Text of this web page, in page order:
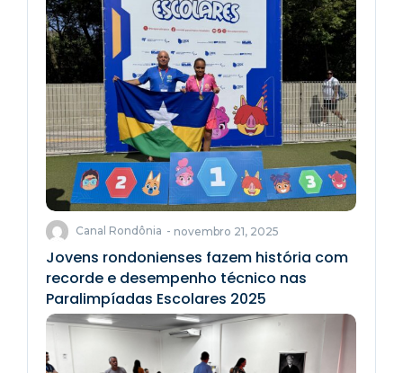
Canal Rondônia - novembro 21, 2025
Jovens rondonienses fazem história com
recorde e desempenho técnico nas
Paralimpíadas Escolares 2025